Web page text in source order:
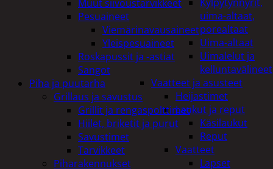
uima-altaat,
porealtaat
Uima-altaat
Uimalelut ja
kelluntavälineet
Vaatteet ja asusteet
Heijastimet
Laukut ja reput
Käsilaukut
Reput
Vaatteet
Lapset
Muut siivoustarvikkeet
Pesuaineet
Viemärinavausaineet
Yleispesuaineet
Roskapussit ja -astiat
Sangot
Piha ja puutarha
Grillaus ja savustus
Grillit ja rengaspolttimet
Hiilet, briketit ja purut
Savustimet
Tarvikkeet
Piharakennukset